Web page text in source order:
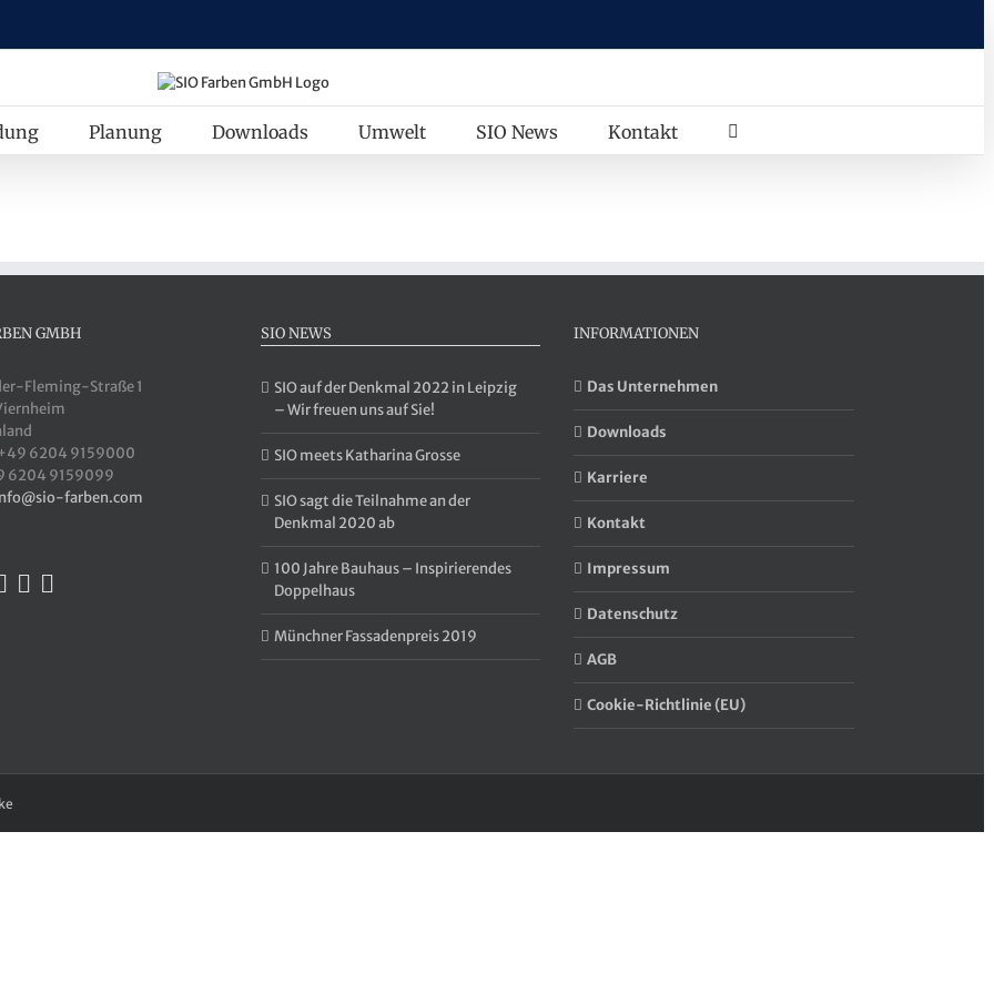
Planung Downloads Umwelt SIO News Kontakt
GMBH
Fleming-Straße 1
6204 9159000
6204 9159099
farben.com
SIO NEWS
SIO auf der Denkmal 2022 in Leipzig
– Wir freuen uns auf Sie!
SIO meets Katharina Grosse
SIO sagt die Teilnahme an der
Denkmal 2020 ab
100 Jahre Bauhaus – Inspirierendes
Doppelhaus
Münchner Fassadenpreis 2019
INFORMATIONEN
Das Unternehmen
Downloads
Karriere
Kontakt
Impressum
Datenschutz
AGB
Cookie-Richtlinie (EU)